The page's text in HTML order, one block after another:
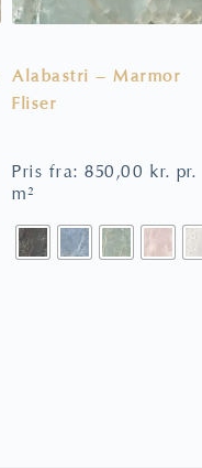
Alabastri – Marmor
Fliser
Pris fra:850,00 kr. pr.
m²